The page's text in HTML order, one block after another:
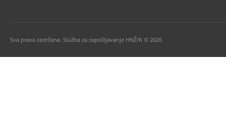
Sva prava zadržana. Služba za zapošljavanje HNŽ/K © 2026